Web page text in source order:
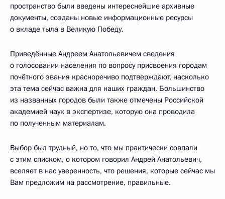
пространство были введены интереснейшие архивные
документы, созданы новые информационные ресурсы
о вкладе тыла в Великую Победу.
Приведённые Андреем Анатольевичем сведения
о голосовании населения по вопросу присвоения городам
почётного звания красноречиво подтверждают, насколько
эта тема сейчас важна для наших граждан. Большинство
из названных городов были также отмечены Российской
академией наук в экспертизе, которую она проводила
по полученным материалам.
Выбор был трудный, но то, что мы практически совпали
с этим списком, о котором говорил Андрей Анатольевич,
вселяет в нас уверенность, что решения, которые сейчас мы
Вам предложим на рассмотрение, правильные.